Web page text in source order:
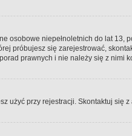
osobowe niepełnoletnich do lat
próbujesz się zarejestrować,
prawnych i nie należy się z nimi
użyć przy rejestracji. Skontaktuj się